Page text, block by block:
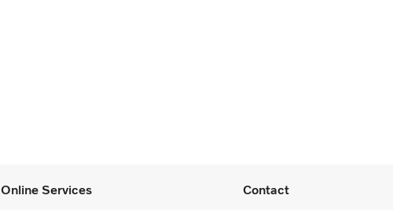
Online Services Contact